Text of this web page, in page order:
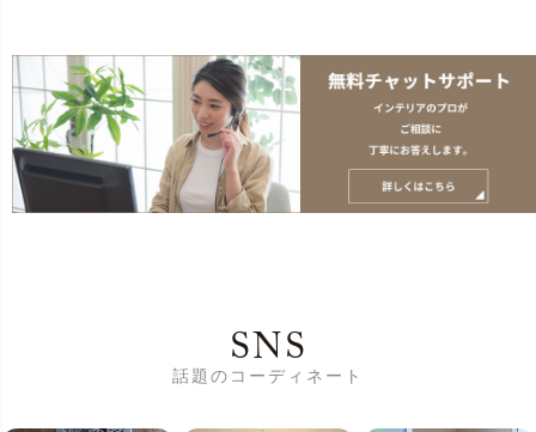
SNS
話題のコーディネート